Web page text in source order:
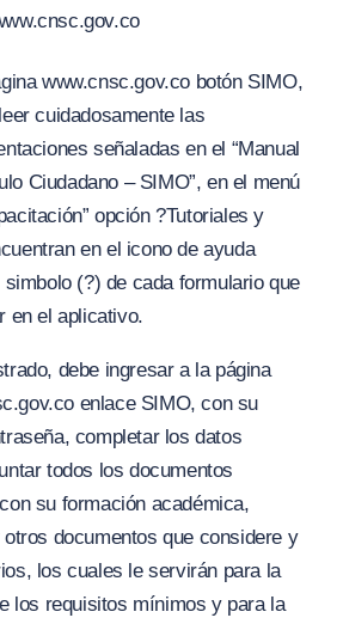
www.cnsc.gov.co botón SIMO,
cuidadosamente las
señaladas en el “Manual
Ciudadano – SIMO”, en el menú
opción ?Tutoriales y
en el icono de ayuda
(?) de cada formulario que
en el aplicativo.
debe ingresar a la página
enlace SIMO, con su
completar los datos
todos los documentos
su formación académica,
documentos que considere y
los cuales le servirán para la
los requisitos mínimos y para la